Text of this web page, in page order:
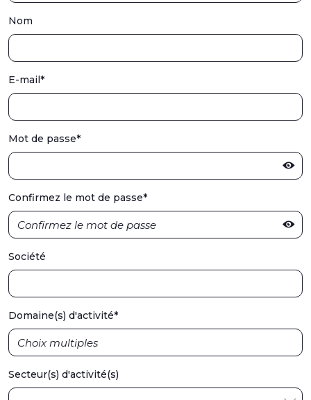
Nom
E-mail*
Mot de passe*
Confirmez le mot de passe*
Société
Domaine(s) d'activité*
Secteur(s) d'activité(s)